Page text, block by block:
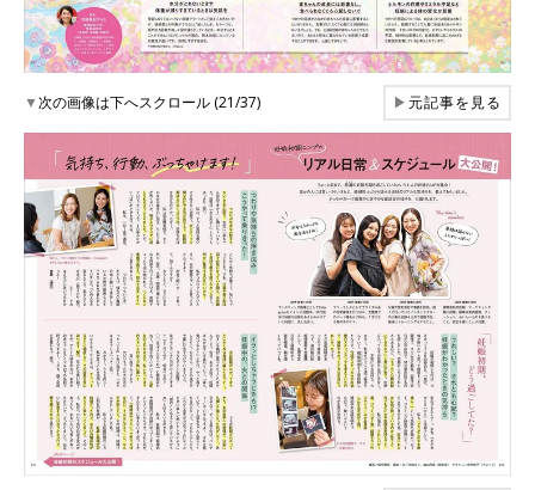
▼次の画像は下へスクロール (21/37) ▶元記事を見る